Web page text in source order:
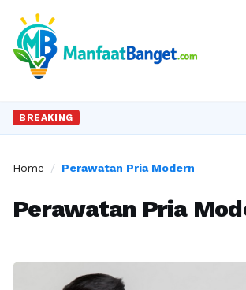
BREAKING
Home / Perawatan Pria Modern
Perawatan Pria